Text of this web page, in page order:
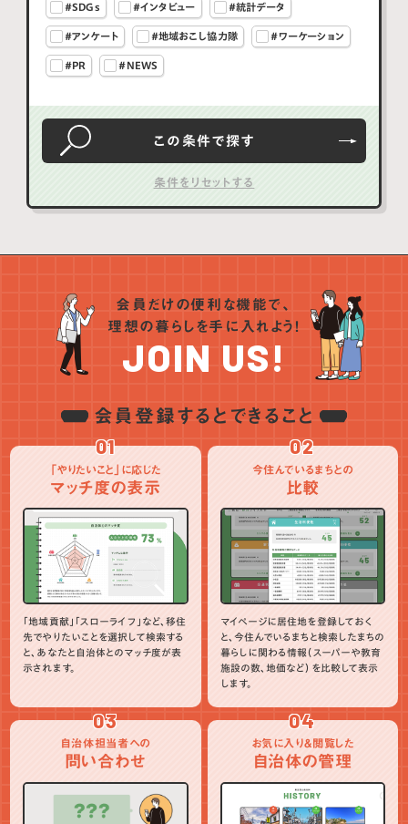
#SDGs #インタビュー #統計データ
#アンケート #地域おこし協力隊 #ワーケーション
#PR #NEWS
この条件で探す
会員だけの便利な機能で、
理想の暮らしを手に入れよう！
JOIN US!
会員登録するとできること
01
「やりたいこと」に応じた
マッチ度の表示
「地域貢献」「スローライフ」など、移住
先でやりたいことを選択して検索する
と、あなたと自治体とのマッチ度が表
示されます。
02
今住んでいるまちとの
比較
マイページに居住地を登録しておく
と、今住んでいるまちと検索したまちの
暮らしに関わる情報（スーパーや教育
施設の数、地価など）を比較して表示
します。
03
自治体担当者への
問い合わせ
04
お気に入り＆閲覧した
自治体の管理